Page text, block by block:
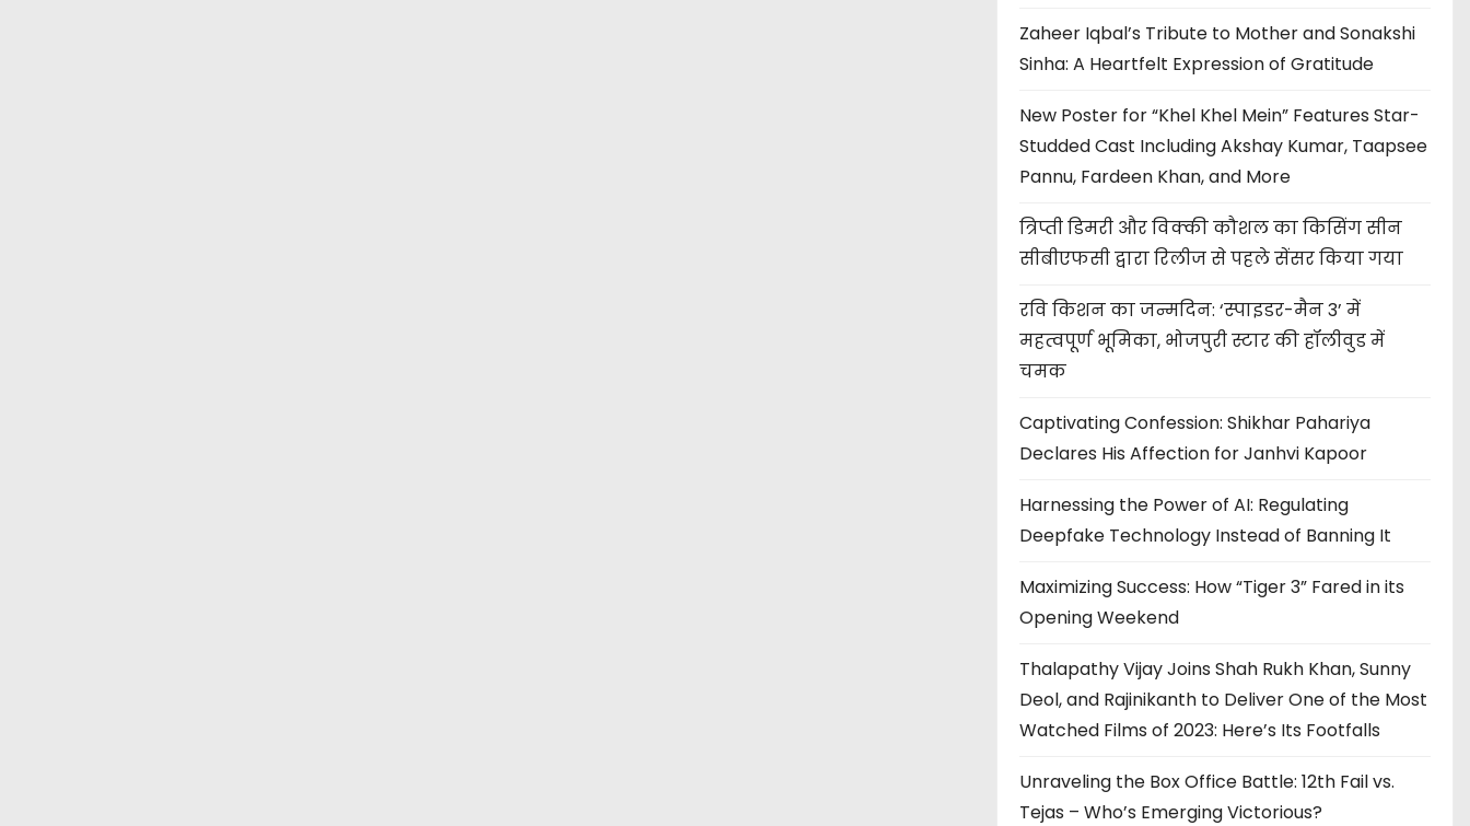
Zaheer Iqbal’s Tribute to Mother and Sonakshi
Sinha: A Heartfelt Expression of Gratitude
New Poster for “Khel Khel Mein” Features Star-
Studded Cast Including Akshay Kumar, Taapsee
Pannu, Fardeen Khan, and More
त्रिप्ती डिमरी और विक्की कौशल का किसिंग सीन
सीबीएफसी द्वारा रिलीज से पहले सेंसर किया गया
रवि किशन का जन्मदिन: ‘स्पाइडर-मैन 3’ में
महत्वपूर्ण भूमिका, भोजपुरी स्टार की हॉलीवुड में
चमक
Captivating Confession: Shikhar Pahariya
Declares His Affection for Janhvi Kapoor
Harnessing the Power of AI: Regulating
Deepfake Technology Instead of Banning It
Maximizing Success: How “Tiger 3” Fared in its
Opening Weekend
Thalapathy Vijay Joins Shah Rukh Khan, Sunny
Deol, and Rajinikanth to Deliver One of the Most
Watched Films of 2023: Here’s Its Footfalls
Unraveling the Box Office Battle: 12th Fail vs.
Tejas – Who’s Emerging Victorious?